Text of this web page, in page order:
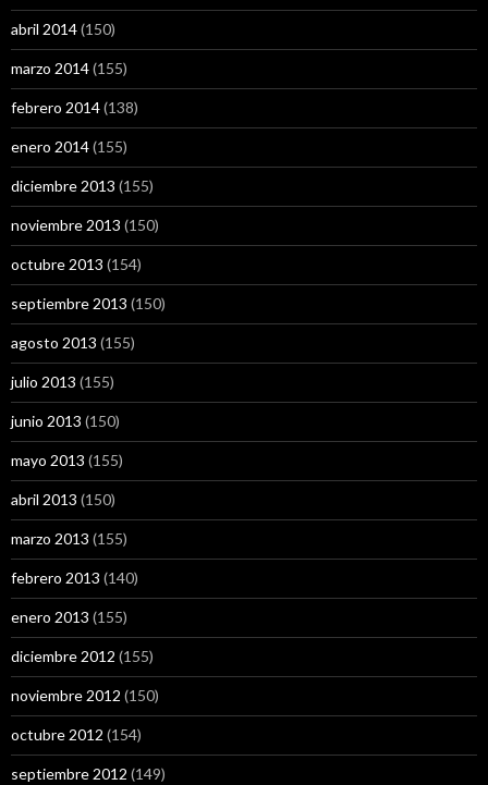
abril 2014(150)
marzo 2014(155)
febrero 2014(138)
enero 2014(155)
diciembre 2013 (155)
noviembre 2013 (150)
octubre 2013 (154)
septiembre 2013 (150)
agosto 2013 (155)
julio 2013 (155)
junio 2013 (150)
mayo 2013 (155)
abril 2013 (150)
marzo 2013 (155)
febrero 2013 (140)
enero 2013 (155)
diciembre 2012 (155)
noviembre 2012 (150)
octubre 2012 (154)
septiembre 2012 (149)